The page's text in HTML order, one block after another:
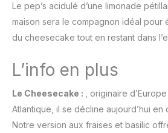
Le pep’s acidulé d’une limonade
maison sera le compagnon idéal pour
du cheesecake tout en restant dans
L’info en plus
Le Cheesecake :
, originaire
Atlantique, il se décline aujourd’hui en
Notre version aux fraises et basilic